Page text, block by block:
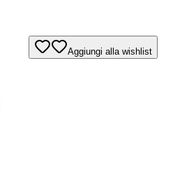
Aggiungi alla wishlist